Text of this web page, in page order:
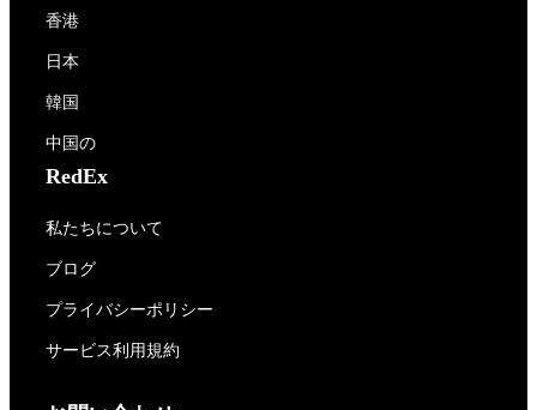
香港
日本
韓国
中国の
RedEx
私たちについて
ブログ
プライバシーポリシー
サービス利用規約